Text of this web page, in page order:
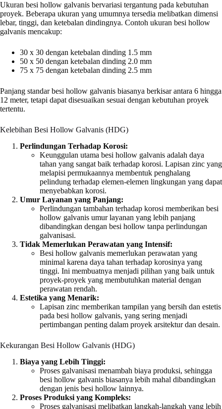
Ukuran besi hollow galvanis bervariasi tergantung pada kebutuhan
proyek. Beberapa ukuran yang umumnya tersedia melibatkan dimensi
lebar, tinggi, dan ketebalan dindingnya. Contoh ukuran besi hollow
galvanis mencakup:
30 x 30 dengan ketebalan dinding 1.5 mm
50 x 50 dengan ketebalan dinding 2.0 mm
75 x 75 dengan ketebalan dinding 2.5 mm
Panjang standar besi hollow galvanis biasanya berkisar antara 6 hingga
12 meter, tetapi dapat disesuaikan sesuai dengan kebutuhan proyek
tertentu.
Kelebihan Besi Hollow Galvanis (HDG)
Perlindungan Terhadap Korosi:
Keunggulan utama besi hollow galvanis adalah daya
tahan yang sangat baik terhadap korosi. Lapisan zinc yang
melapisi permukaannya membentuk penghalang
pelindung terhadap elemen-elemen lingkungan yang dapat
menyebabkan korosi.
Umur Layanan yang Panjang:
Perlindungan tambahan terhadap korosi memberikan besi
hollow galvanis umur layanan yang lebih panjang
dibandingkan dengan besi hollow tanpa perlindungan
galvanisasi.
Tidak Memerlukan Perawatan yang Intensif:
Besi hollow galvanis memerlukan perawatan yang
minimal karena daya tahan terhadap korosinya yang
tinggi. Ini membuatnya menjadi pilihan yang baik untuk
proyek-proyek yang membutuhkan material dengan
perawatan rendah.
Estetika yang Menarik:
Lapisan zinc memberikan tampilan yang bersih dan estetis
pada besi hollow galvanis, yang sering menjadi
pertimbangan penting dalam proyek arsitektur dan desain.
Kekurangan Besi Hollow Galvanis (HDG)
Biaya yang Lebih Tinggi:
Proses galvanisasi menambah biaya produksi, sehingga
besi hollow galvanis biasanya lebih mahal dibandingkan
dengan jenis besi hollow lainnya.
Proses Produksi yang Kompleks:
Proses galvanisasi melibatkan langkah-langkah yang lebih